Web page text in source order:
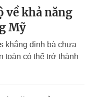
về khả năng
Mỹ
khẳng định bà chưa
toàn có thể trở thành